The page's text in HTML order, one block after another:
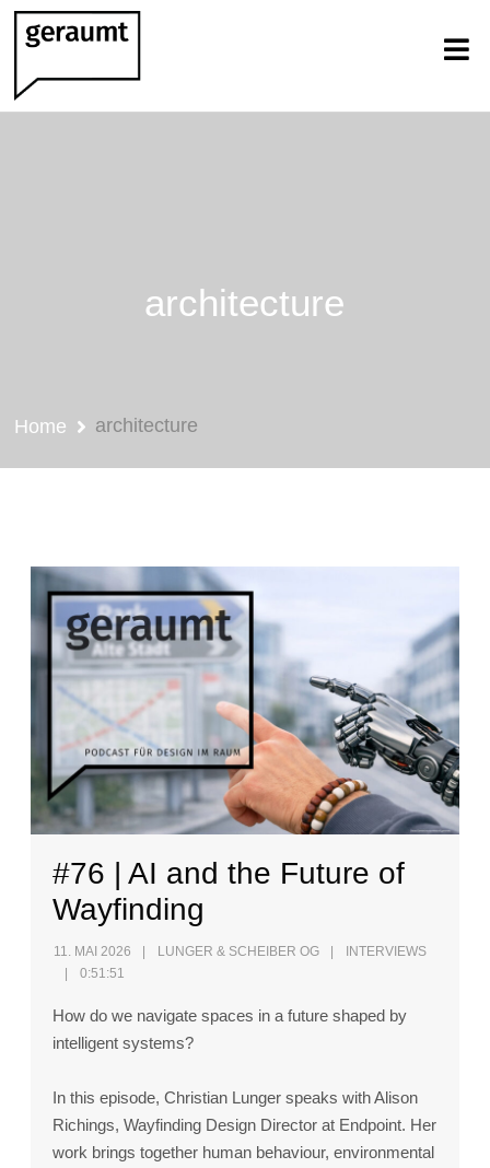
architecture
Home architecture
#76 | AI and the Future of
Wayfinding
11. MAI 2026 LUNGER & SCHEIBER OG
INTERVIEWS
0:51:51
How do we navigate spaces in a future shaped by
intelligent systems?
In this episode, Christian Lunger speaks with Alison
Richings, Wayfinding Design Director at Endpoint. Her
work brings together human behaviour, environmental